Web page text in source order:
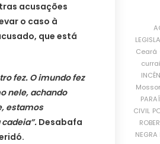
acusações
o caso à
que está
fez. O imundo fez
nele, achando
estamos
Desabafa
Ceará
CIVIL
NEGRA